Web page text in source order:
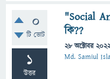
0
টি ভোট
1
উত্তর
"Social
কি??
28 অক্টোবর 2022
Md. Samiul